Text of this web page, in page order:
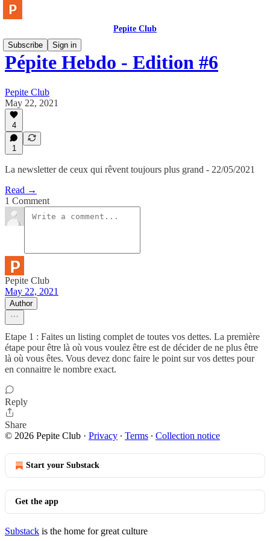
Pepite Club
Subscribe
Sign in
Pépite Hebdo - Edition #6
Pepite Club
May 22, 2021
4
1
La newsletter de ceux qui rêvent toujours plus grand - 22/05/2021
Read →
1 Comment
Pepite Club
May 22, 2021
Author
Etape 1 : Faites un listing complet de toutes vos dettes. La première
étape pour être là où vous voulez être est de décider de ne plus être
là où vous êtes. Vous devez donc faire le point sur vos dettes pour
en connaitre le nombre exact.
Reply
Share
© 2026 Pepite Club · Privacy ∙ Terms ∙ Collection notice
Start your Substack
Get the app
Substack is the home for great culture